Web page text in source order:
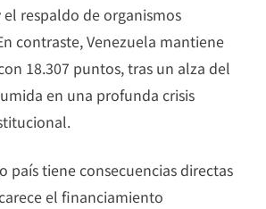
respaldo de organismos
contraste, Venezuela mantiene
18.307 puntos, tras un alza del
en una profunda crisis
país tiene consecuencias directas
el financiamiento